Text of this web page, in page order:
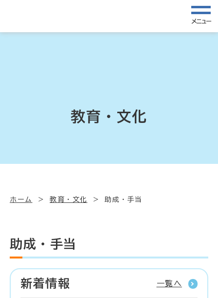
メニュー
教育・文化
ホーム 教育・文化 助成・手当
助成・手当
新着情報 一覧へ